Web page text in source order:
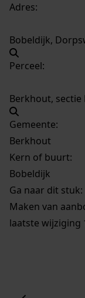
Adres:
Bobeldijk,
Perceel:
Berkhout, sectie
Gemeente:
Berkhout
Kern of buurt:
Bobeldijk
Ga naar dit stuk:
Maken van
laatste wijziging